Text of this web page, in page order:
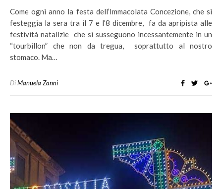
Come ogni anno la festa dell’Immacolata Concezione, che si
festeggia la sera tra il 7 e l’8 dicembre, fa da apripista alle
festività natalizie che si susseguono incessantemente in un
“tourbillon” che non da tregua, soprattutto al nostro
stomaco. Ma…
DiManuela Zanni